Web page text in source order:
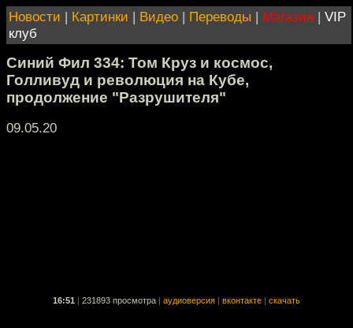
Новости | Картинки | Видео | Переводы | Магазин | VIP
клуб
Синий Фил 334: Том Круз и космос,
Голливуд и революция на Кубе,
продолжение "Разрушителя"
09.05.20
16:51 231893 просмотра аудиоверсия вконтакте скачать